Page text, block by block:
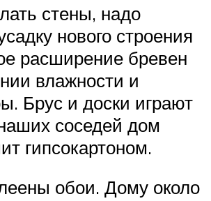
стены, надо
нового строения
расширение бревен
влажности и
Брус и доски играют
соседей дом
гипсокартоном.
обои. Дому около